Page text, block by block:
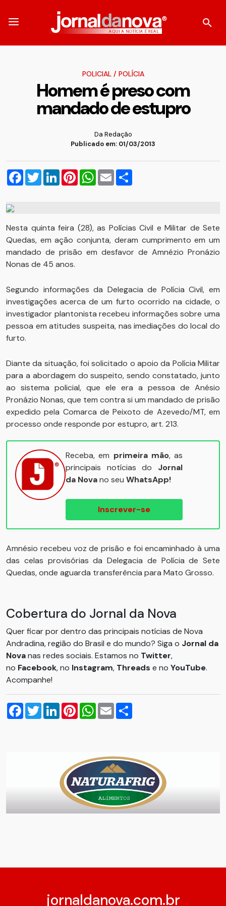
POLICIAL/ POLÍCIA
Homem é preso com
mandado de estupro
Da Redação
Publicado em: 01/03/2013
Facebook
TwitterLinkedInPinterestWhatsApp
Email
Nesta quinta feira (28), as Polícias Civil e Militar de Sete
Quedas, em ação conjunta, deram cumprimento em um
mandado de prisão em desfavor de Amnézio Pronázio
Nonas de 45 anos.
Segundo informações da Delegacia de Polícia Civil, em
investigações acerca de um furto ocorrido na cidade, o
investigador plantonista recebeu informações sobre uma
pessoa em atitudes suspeita, nas imediações do local do
furto.
Diante da situação, foi solicitado o apoio da Polícia Militar
para a abordagem do suspeito, sendo constatado, junto
ao sistema policial, que ele era a pessoa de Anésio
Pronázio Nonas, que tem contra si um mandado de prisão
expedido pela Comarca de Peixoto de Azevedo/MT, em
processo onde responde por estupro, art. 213.
Receba, em primeira mão, as
principais notícias do Jornal
da Novano seu WhatsApp!
Inscrever-se
Amnésio recebeu voz de prisão e foi encaminhado à uma
das celas provisórias da Delegacia de Polícia de Sete
Quedas, onde aguarda transferência para Mato Grosso.
Cobertura do Jornal da Nova
Quer ficar por dentro das principais notícias de Nova
Andradina, região do Brasil e do mundo? Siga o Jornal da
Novanas redes sociais. Estamos no Twitter,
no Facebook, no Instagram, Threads e no YouTube.
Acompanhe!
Facebook
TwitterLinkedInPinterestWhatsApp
Email
jornaldanova.com.br